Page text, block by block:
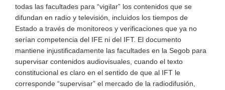
todas las facultades para “vigilar” los contenidos que se
difundan en radio y televisión, incluidos los tiempos de
Estado a través de monitoreos y verificaciones que ya no
serían competencia del IFE ni del IFT. El documento
mantiene injustificadamente las facultades en la Segob para
supervisar contenidos audiovisuales, cuando el texto
constitucional es claro en el sentido de que al IFT le
corresponde “supervisar” el mercado de la radiodifusión,